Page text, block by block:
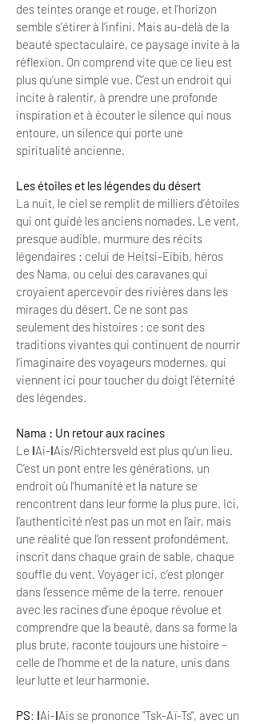
des teintes orange et rouge, et l’horizon
semble s’étirer à l’infini. Mais au-delà de la
beauté spectaculaire, ce paysage invite à la
réflexion. On comprend vite que ce lieu est
plus qu’une simple vue. C’est un endroit qui
incite à ralentir, à prendre une profonde
inspiration et à écouter le silence qui nous
entoure, un silence qui porte une
spiritualité ancienne.
Les étoiles et les légendes du désert
La nuit, le ciel se remplit de milliers d’étoiles
qui ont guidé les anciens nomades. Le vent,
presque audible, murmure des récits
légendaires : celui de Heitsi-Eibib, héros
des Nama, ou celui des caravanes qui
croyaient apercevoir des rivières dans les
mirages du désert. Ce ne sont pas
seulement des histoires : ce sont des
traditions vivantes qui continuent de nourrir
l’imaginaire des voyageurs modernes, qui
viennent ici pour toucher du doigt l’éternité
des légendes.
Nama : Un retour aux racines
Le ǀAi-ǀAis/Richtersveld est plus qu’un lieu.
C’est un pont entre les générations, un
endroit où l’humanité et la nature se
rencontrent dans leur forme la plus pure. Ici,
l’authenticité n’est pas un mot en l’air, mais
une réalité que l’on ressent profondément,
inscrit dans chaque grain de sable, chaque
souffle du vent. Voyager ici, c’est plonger
dans l’essence même de la terre, renouer
avec les racines d’une époque révolue et
comprendre que la beauté, dans sa forme la
plus brute, raconte toujours une histoire –
celle de l’homme et de la nature, unis dans
leur lutte et leur harmonie.
PS: ǀAi-ǀAis se prononce "Tsk-Aï-Ts", avec un